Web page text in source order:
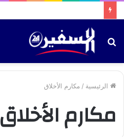
بحث
الرئيسية / مكارم الأخلاق
مكارم الأخلاق